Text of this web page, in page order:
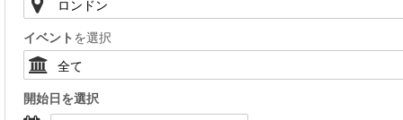
イベント を選択
開始日を選択